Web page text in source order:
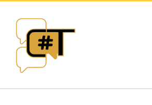
RIVISTA